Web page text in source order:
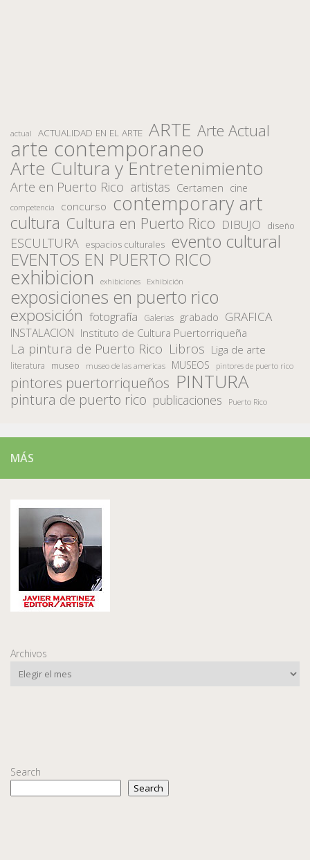
actual ACTUALIDAD EN EL ARTE ARTE Arte Actual
arte contemporaneo
Arte Cultura y Entretenimiento
Arte en Puerto Rico artistas Certamen cine
competencia concurso contemporary art
cultura Cultura en Puerto Rico DIBUJO diseño
ESCULTURA espacios culturales evento cultural
EVENTOS EN PUERTO RICO
exhibicion exhibiciones Exhibición
exposiciones en puerto rico
exposición fotografía Galerias grabado GRAFICA
INSTALACION Instituto de Cultura Puertorriqueña
La pintura de Puerto Rico Libros Liga de arte
literatura museo museo de las americas MUSEOS pintores de puerto rico
pintores puertorriqueños PINTURA
pintura de puerto rico publicaciones Puerto Rico
MÁS
Archivos
Search
Search